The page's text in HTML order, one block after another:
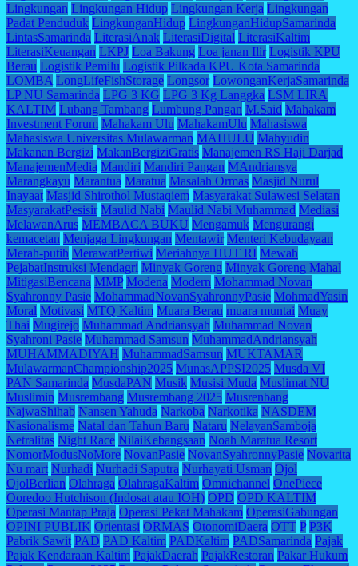
Lingkungan Lingkungan Hidup Lingkungan Kerja Lingkungan
Padat Penduduk LingkunganHidup LingkunganHidupSamarinda
LintasSamarinda LiterasiAnak LiterasiDigital LiterasiKaltim
LiterasiKeuangan LKPJ Loa Bakung Loa janan Ilir Logistik KPU
Berau Logistik Pemilu Logistik Pilkada KPU Kota Samarinda
LOMBA LongLifeFishStorage Longsor LowonganKerjaSamarinda
LP NU Samarinda LPG 3 KG LPG 3 Kg Langgka LSM LIRA
KALTIM Lubang Tambang Lumbung Pangan M.Said Mahakam
Investment Forum Mahakam Ulu MahakamUlu Mahasiswa
Mahasiswa Universitas Mulawarman MAHULU Mahyudin
Makanan Bergizi MakanBergiziGratis Manajemen RS Haji Darjad
ManajemenMedia Mandiri Mandiri Pangan MAndriansya
Marangkayu Marantua Maratua Masalah Ormas Masjid Nurul
Inayaat Masjid Shirothol Mustaqiem Masyarakat Sulawesi Selatan
MasyarakatPesisir Maulid Nabi Maulid Nabi Muhammad Mediasi
MelawanArus MEMBACA BUKU Mengamuk Mengurangi
kemacetan Menjaga Lingkungan Mentawir Menteri Kebudayaan
Merah-putih MerawatPertiwi Meriahnya HUT RI Mewah
PejabatInstruksi Mendagri Minyak Goreng Minyak Goreng Mahal
MitigasiBencana MMP Modena Modern Mohammad Novan
Syahronny Pasie MohammadNovanSyahronnyPasie MohmadYasin
Moral Motivasi MTQ Kaltim Muara Berau muara muntai Muay
Thai Mugirejo Muhammad Andriansyah Muhammad Novan
Syahroni Pasie Muhammad Samsun MuhammadAndriansyah
MUHAMMADIYAH MuhammadSamsun MUKTAMAR
MulawarmanChampionship2025 MunasAPPSI2025 Musda VI
PAN Samarinda MusdaPAN Musik Musisi Muda Muslimat NU
Muslimin Musrembang Musrembang 2025 Musrenbang
NajwaShihab Nansen Yahuda Narkoba Narkotika NASDEM
Nasionalisme Natal dan Tahun Baru Nataru NelayanSamboja
Netralitas Night Race NilaiKebangsaan Noah Maratua Resort
NomorModusNoMore NovanPasie NovanSyahronnyPasie Novarita
Nu mart Nurhadi Nurhadi Saputra Nurhayati Usman Ojol
OjolBerlian Olahraga OlahragaKaltim Omnichannel OnePiece
Ooredoo Hutchison (Indosat atau IOH) OPD OPD KALTIM
Operasi Mantap Praja Operasi Pekat Mahakam OperasiGabungan
OPINI PUBLIK Orientasi ORMAS OtonomiDaera OTT P P3K
Pabrik Sawit PAD PAD Kaltim PADKaltim PADSamarinda Pajak
Pajak Kendaraan Kaltim PajakDaerah PajakRestoran Pakar Hukum